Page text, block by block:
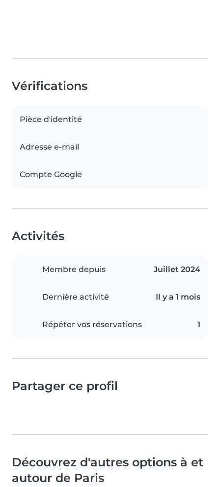
Vérifications
Pièce d'identité
Adresse e-mail
Compte Google
Activités
Membre depuis Juillet 2024
Dernière activité Il y a 1 mois
Répéter vos réservations 1
Partager ce profil
Découvrez d'autres options à et
autour de Paris